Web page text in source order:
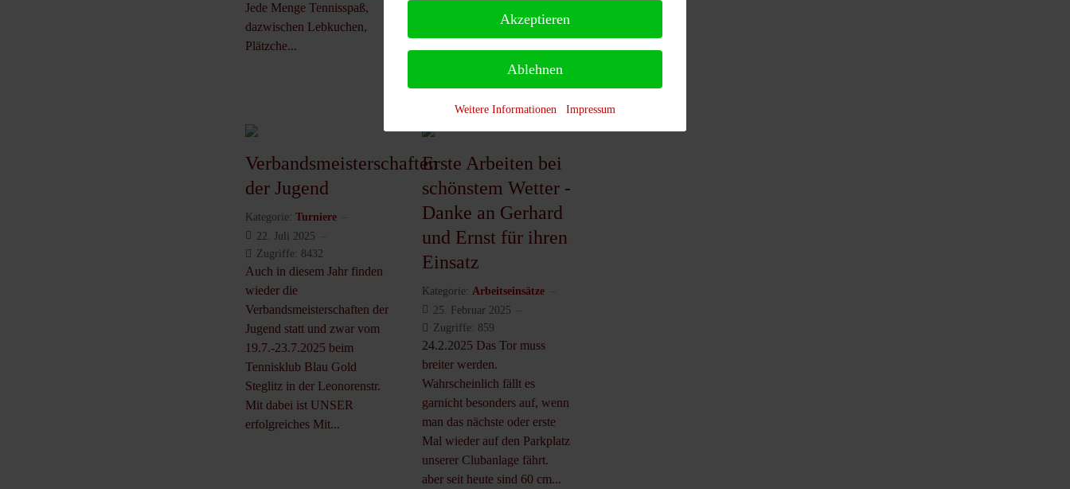
Jede Menge Tennisspaß,
dazwischen Lebkuchen,
Plätzche...
Verbandsmeisterschaften
der Jugend
Kategorie: Turniere
22. Juli 2025
Zugriffe: 8432
Auch in diesem Jahr finden
wieder die
Verbandsmeisterschaften der
Jugend statt und zwar vom
19.7.-23.7.2025 beim
Tennisklub Blau Gold
Steglitz in der Leonorenstr.
Mit dabei ist UNSER
erfolgreiches Mit...
Erste Arbeiten bei
schönstem Wetter -
Danke an Gerhard
und Ernst für ihren
Einsatz
Kategorie: Arbeitseinsätze
25. Februar 2025
Zugriffe: 859
24.2.2025 Das Tor muss
breiter werden.
Wahrscheinlich fällt es
garnicht besonders auf, wenn
man das nächste oder erste
Mal wieder auf den Parkplatz
unserer Clubanlage fährt.
aber seit heute sind 60 cm...
Akzeptieren
Ablehnen
Weitere Informationen Impressum